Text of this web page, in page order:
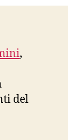
,
del